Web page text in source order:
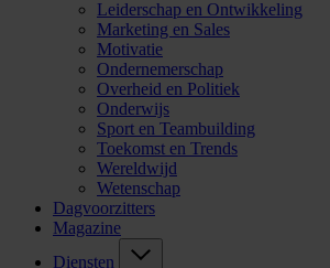
Leiderschap en Ontwikkeling
Marketing en Sales
Motivatie
Ondernemerschap
Overheid en Politiek
Onderwijs
Sport en Teambuilding
Toekomst en Trends
Wereldwijd
Wetenschap
Dagvoorzitters
Magazine
Diensten